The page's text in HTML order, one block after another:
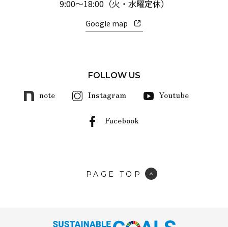
9:00～18:00（火・水曜定休）
Google map
FOLLOW US
note Instagram Youtube
Facebook
PAGE TOP